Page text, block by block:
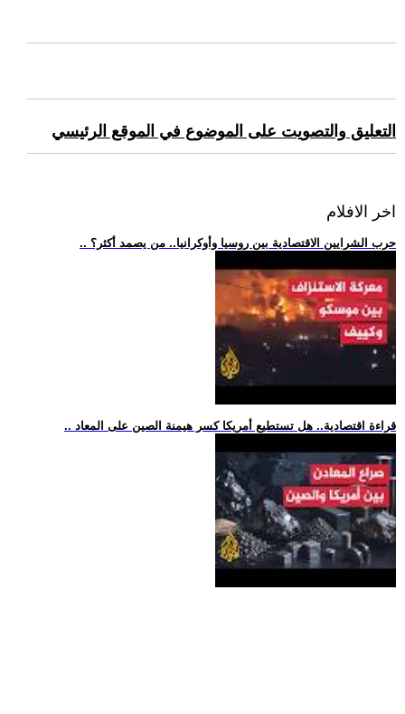
التعليق والتصويت على الموضوع في الموقع الرئيسي
اخر الافلام
.. حرب الشرايين الاقتصادية بين روسيا وأوكرانيا.. من يصمد أكثر؟
.. قراءة اقتصادية.. هل تستطيع أمريكا كسر هيمنة الصين على المعاد